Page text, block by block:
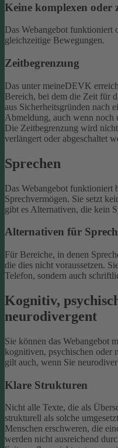
Keine komplexen oder
Das Webangebot funktioniert
gleichzeitige Bewegungen.
Zeitbegrenzung
Das unter meineDEVK
Bereich, bei dem die Zeit für
aus Sicherheitsgründen nach
Abmeldung, auch wenn noch
Die Zeitbegrenzung wird
verlängert oder abgeschaltet
Sprechen
Das Webangebot funktioniert
Sprechvermögen. Sie setzt
gibt es Alternativen, die kein
Alternativen für
Für Bereiche, in denen
die dies nicht voraussetzen.
Telefon, sondern auch
Kognitiv,
neurodivergent
Sie können das Webangebot
kognitiven, psychischen oder
gilt auch, wenn Sie
Klare Strukturen
Nicht alle Texte, die als
strukturell als solche
Menschen erschweren, die
werden nicht ausreichend